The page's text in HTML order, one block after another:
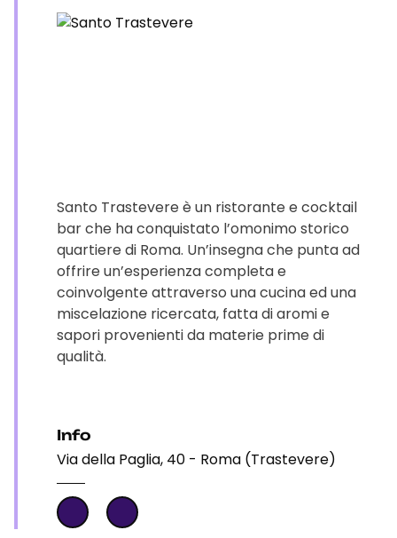
Santo Trastevere è un ristorante e cocktail
bar che ha conquistato l’omonimo storico
quartiere di Roma. Un’insegna che punta ad
offrire un’esperienza completa e
coinvolgente attraverso una cucina ed una
miscelazione ricercata, fatta di aromi e
sapori provenienti da materie prime di
qualità.
Info
Via della Paglia, 40 - Roma (Trastevere)